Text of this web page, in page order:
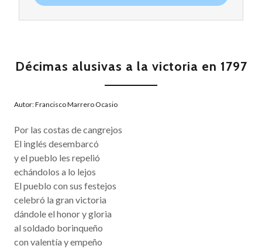
Décimas alusivas a la victoria en 1797
Autor: Francisco Marrero Ocasio
Por las costas de cangrejos
El inglés desembarcó
y el pueblo les repelió
echándolos a lo lejos
El pueblo con sus festejos
celebró la gran victoria
dándole el honor y gloria
al soldado borinqueño
con valentía y empeño